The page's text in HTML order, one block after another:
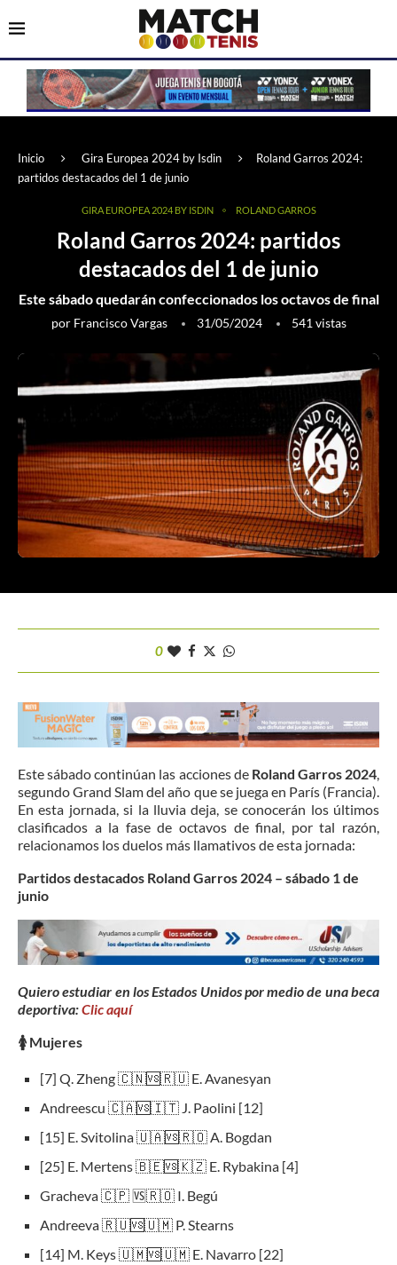
Inicio Gira Europea 2024 by Isdin
Roland Garros 2024:
partidos destacados del 1 de junio
GIRA EUROPEA 2024 BY ISDIN ROLAND GARROS
Roland Garros 2024: partidos
destacados del 1 de junio
Este sábado quedarán confeccionados los octavos de final
por Francisco Vargas 31/05/2024 541 vistas
0
Este sábado continúan las acciones de Roland Garros 2024
segundo Grand Slam del año que se juega en París (Francia).
En esta jornada, si la lluvia deja, se conocerán los últimos
clasificados a la fase de octavos de final, por tal razón,
relacionamos los duelos más llamativos de esta jornada:
Partidos destacados Roland Garros 2024 – sábado 1 de
junio
Quiero estudiar en los Estados Unidos por medio de una beca
deportiva:Clic aquí
🚺Mujeres
[7] Q. Zheng 🇨🇳🆚🇷🇺 E. Avanesyan
Andreescu 🇨🇦🆚🇮🇹 J. Paolini [12]
[15] E. Svitolina 🇺🇦🆚🇷🇴 A. Bogdan
[25] E. Mertens 🇧🇪🆚🇰🇿 E. Rybakina [4]
Gracheva 🇨🇵 🆚🇷🇴 I. Begú
Andreeva 🇷🇺🆚🇺🇲 P. Stearns
[14] M. Keys 🇺🇲🆚🇺🇲 E. Navarro [22]